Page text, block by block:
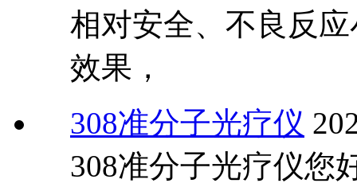
相对安全、不良反
效果，
308准分子光疗仪
308准分子光疗仪您